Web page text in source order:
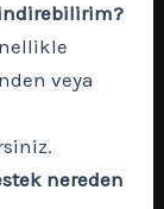
indirebilirim?
veya
nereden